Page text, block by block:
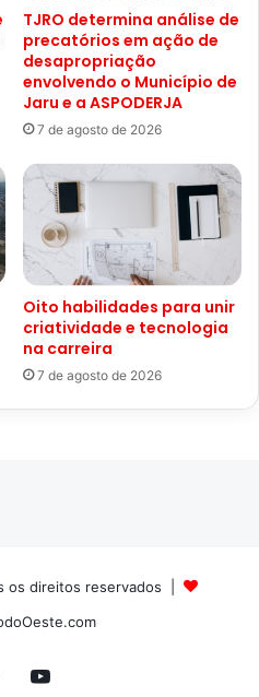
TJRO determina análise de
precatórios em ação de
desapropriação
envolvendo o Município de
Jaru e a ASPODERJA
7 de agosto de 2026
Oito habilidades para unir
criatividade e tecnologia
na carreira
7 de agosto de 2026
os direitos reservados |
YouTube